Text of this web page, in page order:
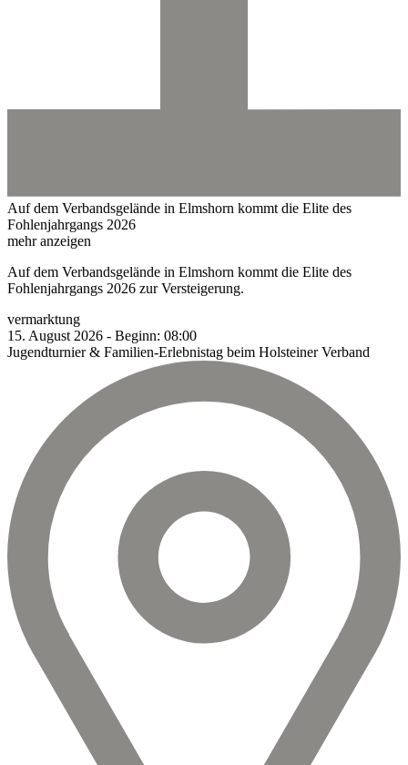
Auf dem Verbandsgelände in Elmshorn kommt die Elite des
Fohlenjahrgangs 2026
mehr anzeigen
Auf dem Verbandsgelände in Elmshorn kommt die Elite des
Fohlenjahrgangs 2026 zur Versteigerung.
vermarktung
15. August 2026 - Beginn: 08:00
Jugendturnier & Familien-Erlebnistag beim Holsteiner Verband